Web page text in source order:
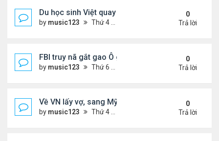
Du học sinh Việt quay lén hơn 100 phụ nữ trong
by music123 Thứ 4 Tháng 3 18, 2026 6:53 pm
0
Trả lời
FBI truy nã gắt gao Ô gốc Việt tại Mỹ
by music123 Thứ 6 Tháng 3 13, 2026 8:33 pm
0
Trả lời
Về VN lấy vợ, sang Mỹ sống lại mâu thuẫn
by music123 Thứ 4 Tháng 3 11, 2026 4:49 pm
0
Trả lời